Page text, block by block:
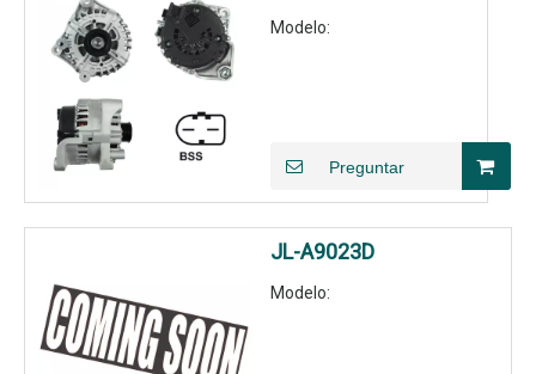
Modelo:
Preguntar
JL-A9023D
Modelo: